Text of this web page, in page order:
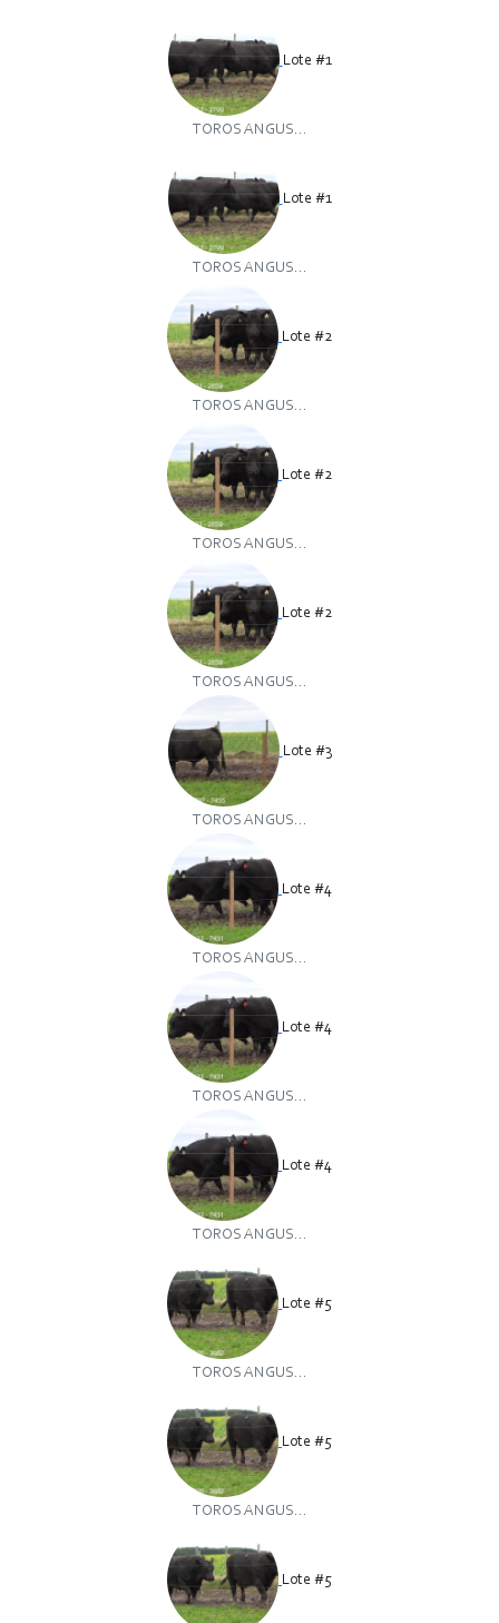
Lote #1
TOROS ANGUS...
Lote #1
TOROS ANGUS...
Lote #2
TOROS ANGUS...
Lote #2
TOROS ANGUS...
Lote #2
TOROS ANGUS...
Lote #3
TOROS ANGUS...
Lote #4
TOROS ANGUS...
Lote #4
TOROS ANGUS...
Lote #4
TOROS ANGUS...
Lote #5
TOROS ANGUS...
Lote #5
TOROS ANGUS...
Lote #5